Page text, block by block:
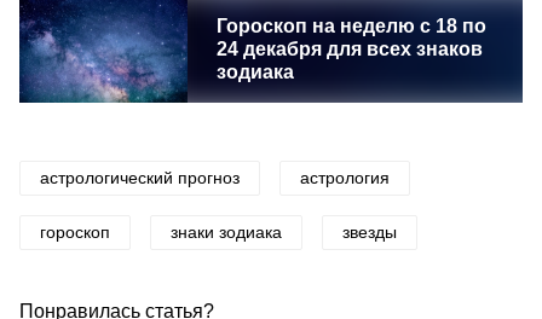
Гороскоп на неделю с 18 по
24 декабря для всех знаков
зодиака
астрологический прогноз астрология
гороскоп знаки зодиака звезды
Понравилась статья?